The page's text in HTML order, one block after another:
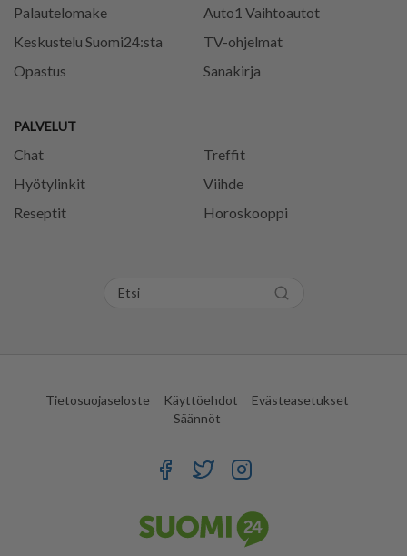
Palautelomake
Keskustelu Suomi24:sta
Opastus
PALVELUT
Chat
Treffit
Hyötylinkit
Viihde
Reseptit
Horoskooppi
Auto1 Vaihtoautot
TV-ohjelmat
Sanakirja
Tietosuojaseloste Käyttöehdot
Evästeasetukset
Säännöt